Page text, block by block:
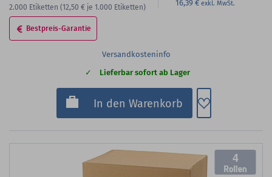
2.000 Etiketten (12,50 € je 1.000 Etiketten) 16,39 €
Bestpreis-Garantie
Versandkosteninfo
Lieferbar sofort ab Lager
In den Warenkorb Zum
4